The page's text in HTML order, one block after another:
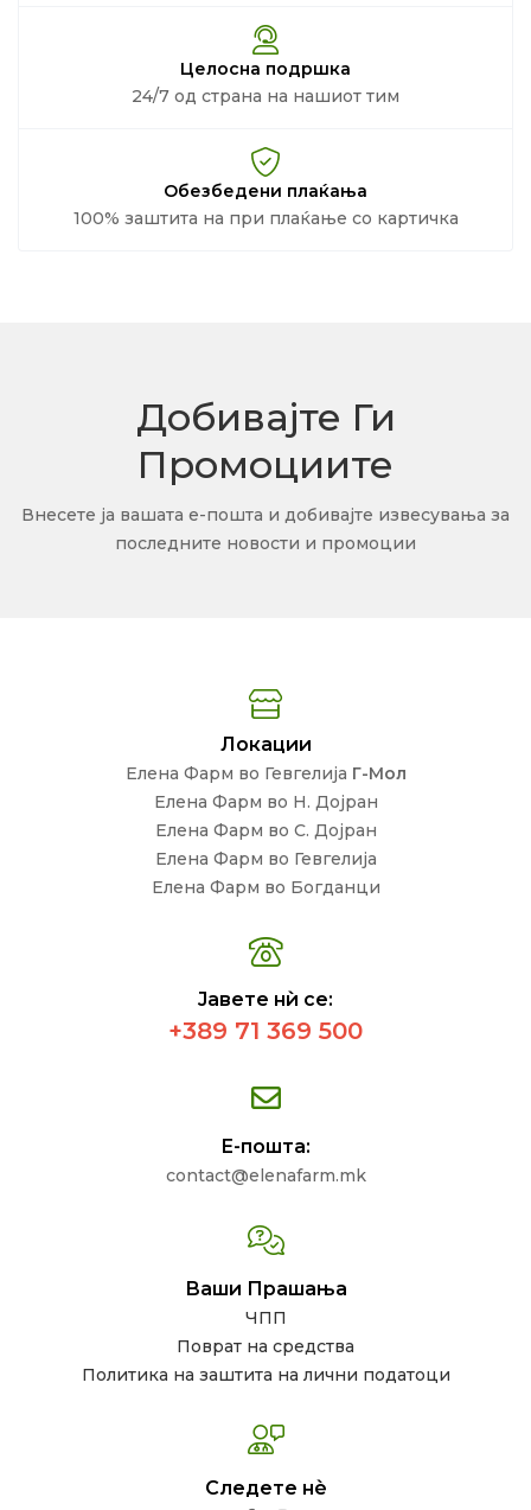
Целосна подршка
24/7 од страна на нашиот тим
Обезбедени плаќања
100% заштита на при плаќање со картичка
Добивајте Ги
Промоциите
Внесете ја вашата е-пошта и добивајте извесувања за
последните новости и промоции
Локации
Елена Фарм во Гевгелија Г-Мол
Елена Фарм во Н. Дојран
Елена Фарм во С. Дојран
Елена Фарм во Гевгелија
Елена Фарм во Богданци
Јавете нѝ се:
+389 71 369 500
Е-пошта:
contact@elenafarm.mk
Ваши Прашања
ЧПП
Поврат на средства
Политика на заштита на лични податоци
Следете нѐ